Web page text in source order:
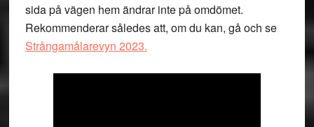
sida på vägen hem ändrar inte på omdömet.
Rekommenderar således att, om du kan, gå och se
Strångamålarevyn 2023.